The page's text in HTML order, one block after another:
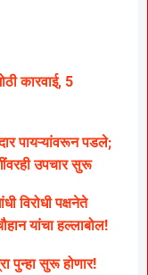
कारवाई, 5
पायऱ्यांवरून पडले;
उपचार सुरू
विरोधी पक्षनेते
यांचा हल्लाबोल!
पुन्हा सुरू होणार!